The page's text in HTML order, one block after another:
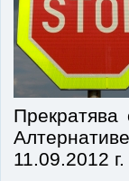
11.09.2012